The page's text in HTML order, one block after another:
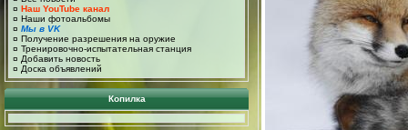
¤ Наш YouTube канал
¤ Наши фотоальбомы
¤ Мы в VK
¤ Получение разрешения на оружие
¤ Тренировочно-испытательная станция
¤ Добавить новость
¤ Доска объявлений
Копилка